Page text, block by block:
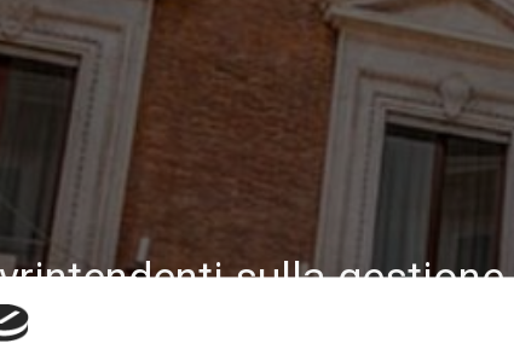
sulla